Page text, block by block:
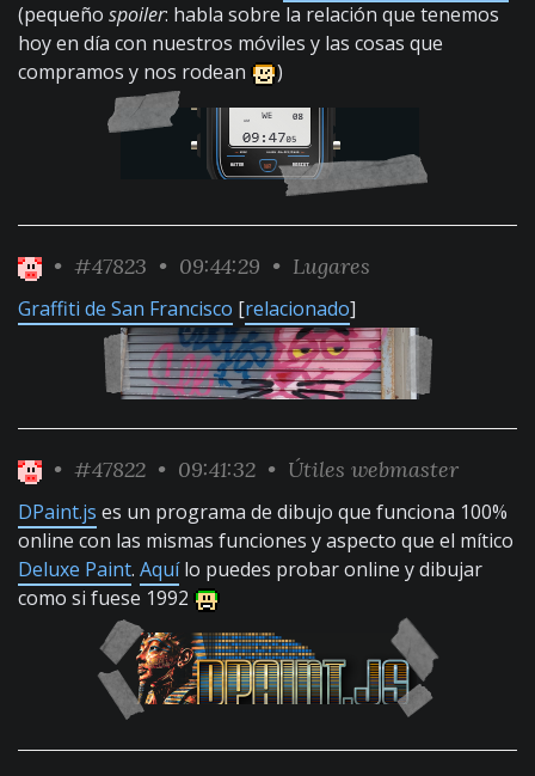
(pequeño spoiler: habla sobre la relación que tenemos
hoy en día con nuestros móviles y las cosas que
compramos y nos rodean
)
• #47823 • 09:44:29 • Lugares
Graffiti de San Francisco [relacionado]
• #47822 • 09:41:32 • Útiles webmaster
DPaint.js es un programa de dibujo que funciona 100%
online con las mismas funciones y aspecto que el mítico
Deluxe Paint. Aquílo puedes probar online y dibujar
como si fuese 1992